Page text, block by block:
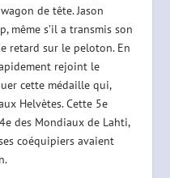
de tête. Jason
même s’il a transmis son
retard sur le peloton. En
rejoint le
cette médaille qui,
Helvètes. Cette 5e
des Mondiaux de Lahti,
coéquipiers avaient